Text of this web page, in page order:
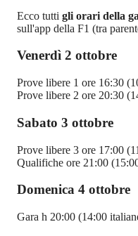
Ecco tutti gli orari della
sull'app della F1 (tra
Venerdì 2 ottobre
Prove libere 1 ore 16:30
Prove libere 2 ore 20:30
Sabato 3 ottobre
Prove libere 3 ore 17:00
Qualifiche ore 21:00
Domenica 4 ottobre
Gara h 20:00 (14:00